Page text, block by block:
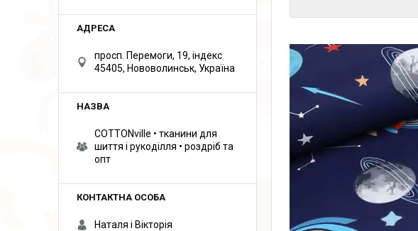
просп. Перемоги, 19, індекс
45405, Нововолинськ, Україна
COTTONville • тканини для
шиття і рукоділля • роздріб та
опт
Наталя і Вікторія